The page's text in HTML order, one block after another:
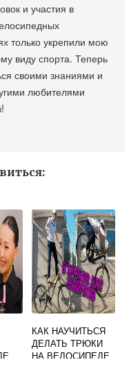
и участия в
только укрепили мою
виду спорта. Теперь
своими знаниями и
любителями
КАК НАУЧИТЬСЯ
ДЕЛАТЬ ТРЮКИ
НА ВЕЛОСИПЕДЕ